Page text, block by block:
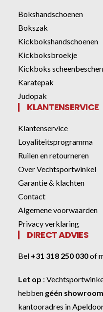
Bokshandschoenen
Bokszak
Kickbokshandschoenen
Kickboksbroekje
Kickboks
Karatepak
Judopak
KLANTENSERVICE
Klantenservice
Loyaliteitsprogramma
Ruilen en retourneren
Over Vechtsportwinkel
Garantie & klachten
Contact
Algemene voorwaarden
Privacy verklaring
DIRECT ADVIES
Bel +31 318 250 030of
Let op :
hebben géén
kantooradres in